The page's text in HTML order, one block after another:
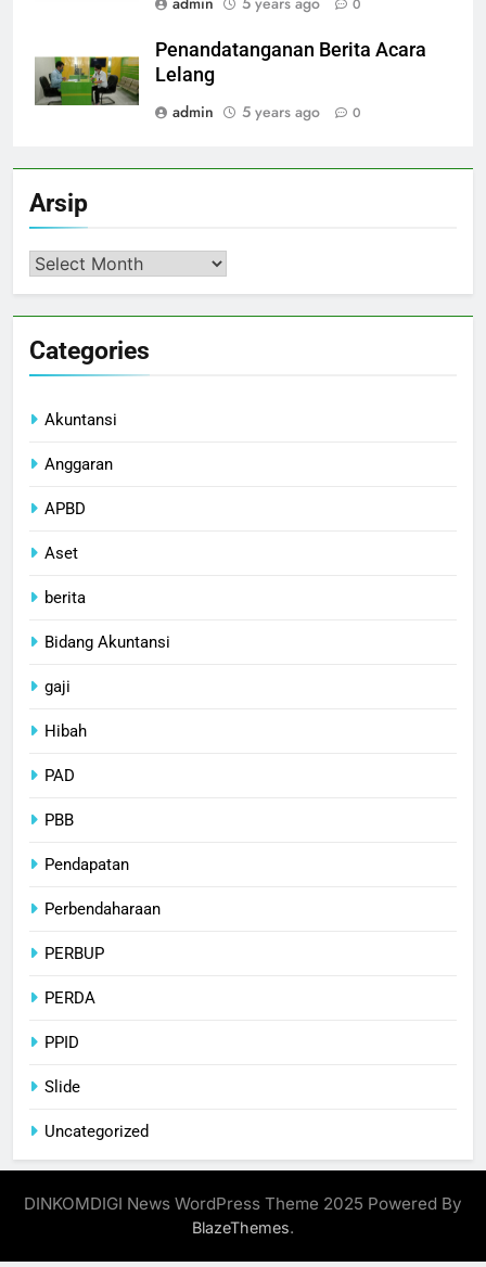
0
Penandatanganan Berita Acara
Lelang
admin
5 years ago 0
Arsip
Arsip
Categories
Akuntansi
Anggaran
APBD
Aset
berita
Bidang Akuntansi
gaji
Hibah
PAD
PBB
Pendapatan
Perbendaharaan
PERBUP
PERDA
PPID
Slide
Uncategorized
DINKOMDIGI News WordPress Theme 2025 Powered By
BlazeThemes.